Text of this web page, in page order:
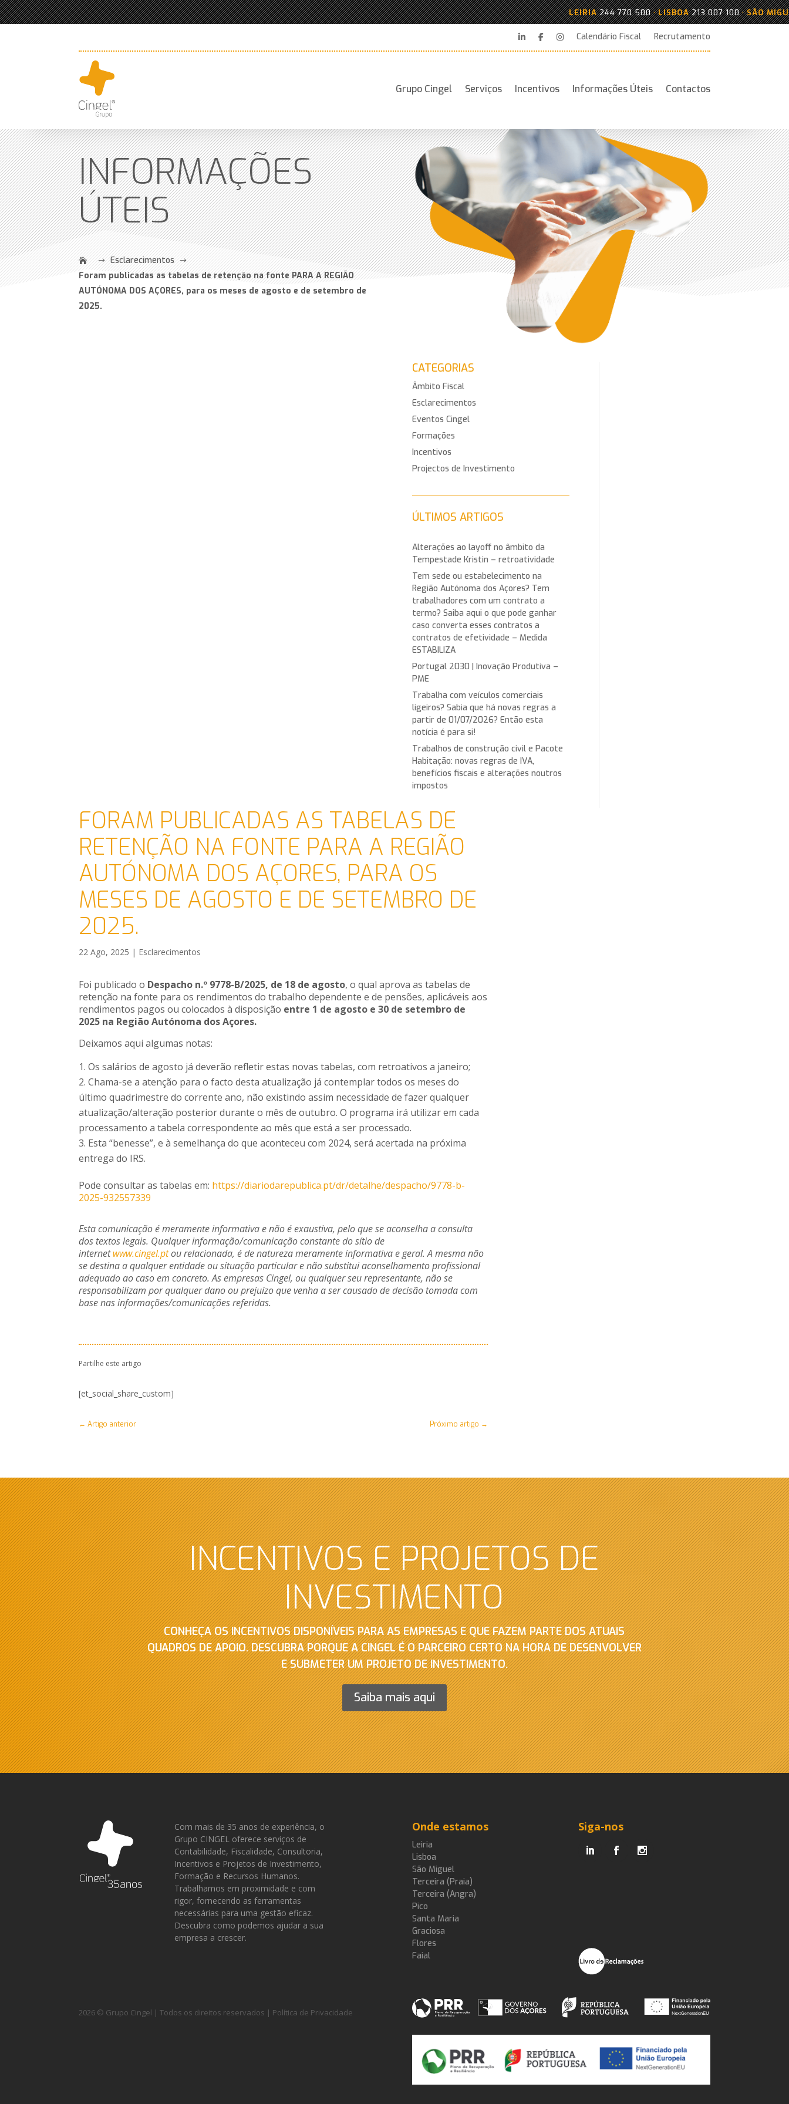
LEIRIA 244 770 500•LISBOA 213 007 100•SÃO MIGUEL 296
Calendário Fiscal Recrutamento
Grupo Cingel Serviços Incentivos Informações Úteis Contactos
INFORMAÇÕES
ÚTEIS
$ Esclarecimentos $
Foram publicadas as tabelas de retenção na fonte PARA A REGIÃO
AUTÓNOMA DOS AÇORES, para os meses de agosto e de setembro de
2025.
CATEGORIAS
Âmbito Fiscal
Esclarecimentos
Eventos Cingel
Formações
Incentivos
Projectos de Investimento
ÚLTIMOS ARTIGOS
Alterações ao layoff no âmbito da
Tempestade Kristin – retroatividade
Tem sede ou estabelecimento na
Região Autónoma dos Açores? Tem
trabalhadores com um contrato a
termo? Saiba aqui o que pode ganhar
caso converta esses contratos a
contratos de efetividade – Medida
ESTABILIZA
Portugal 2030 | Inovação Produtiva –
PME
Trabalha com veículos comerciais
ligeiros? Sabia que há novas regras a
partir de 01/07/2026? Então esta
notícia é para si!
Trabalhos de construção civil e Pacote
Habitação: novas regras de IVA,
benefícios fiscais e alterações noutros
impostos
FORAM PUBLICADAS AS TABELAS DE
RETENÇÃO NA FONTE PARA A REGIÃO
AUTÓNOMA DOS AÇORES, PARA OS
MESES DE AGOSTO E DE SETEMBRO DE
2025.
22 Ago, 2025 | Esclarecimentos
Foi publicado o Despacho n.º 9778-B/2025, de 18 de agosto, o qual aprova as tabelas de
retenção na fonte para os rendimentos do trabalho dependente e de pensões, aplicáveis aos
rendimentos pagos ou colocados à disposição entre 1 de agosto e 30 de setembro de
2025 na Região Autónoma dos Açores.
Deixamos aqui algumas notas:
Os salários de agosto já deverão refletir estas novas tabelas, com retroativos a janeiro;
Chama-se a atenção para o facto desta atualização já contemplar todos os meses do
último quadrimestre do corrente ano, não existindo assim necessidade de fazer qualquer
atualização/alteração posterior durante o mês de outubro. O programa irá utilizar em cada
processamento a tabela correspondente ao mês que está a ser processado.
Esta “benesse”, e à semelhança do que aconteceu com 2024, será acertada na próxima
entrega do IRS.
Pode consultar as tabelas em: https://diariodarepublica.pt/dr/detalhe/despacho/9778-b-
2025-932557339
Esta comunicação é meramente informativa e não é exaustiva, pelo que se aconselha a consulta
dos textos legais. Qualquer informação/comunicação constante do sítio de
internetwww.cingel.ptou relacionada, é de natureza meramente informativa e geral. A mesma não
se destina a qualquer entidade ou situação particular e não substitui aconselhamento profissional
adequado ao caso em concreto. As empresas Cingel, ou qualquer seu representante, não se
responsabilizam por qualquer dano ou prejuízo que venha a ser causado de decisão tomada com
base nas informações/comunicações referidas.
Partilhe este artigo
[et_social_share_custom]
←Artigo anterior Próximo artigo →
INCENTIVOS E PROJETOS DE
INVESTIMENTO
CONHEÇA OS INCENTIVOS DISPONÍVEIS PARA AS EMPRESAS E QUE FAZEM PARTE DOS ATUAIS
QUADROS DE APOIO. DESCUBRA PORQUE A CINGEL É O PARCEIRO CERTO NA HORA DE DESENVOLVER
E SUBMETER UM PROJETO DE INVESTIMENTO.
Saiba mais aqui
Com mais de 35 anos de experiência, o
Grupo CINGEL oferece serviços de
Contabilidade, Fiscalidade, Consultoria,
Incentivos e Projetos de Investimento,
Formação e Recursos Humanos.
Trabalhamos em proximidade e com
rigor, fornecendo as ferramentas
necessárias para uma gestão eficaz.
Descubra como podemos ajudar a sua
empresa a crescer.
Onde estamos
Leiria
Lisboa
São Miguel
Terceira (Praia)
Terceira (Angra)
Pico
Santa Maria
Graciosa
Flores
Faial
Siga-nos
2026 © Grupo Cingel | Todos os direitos reservados | Política de Privacidade